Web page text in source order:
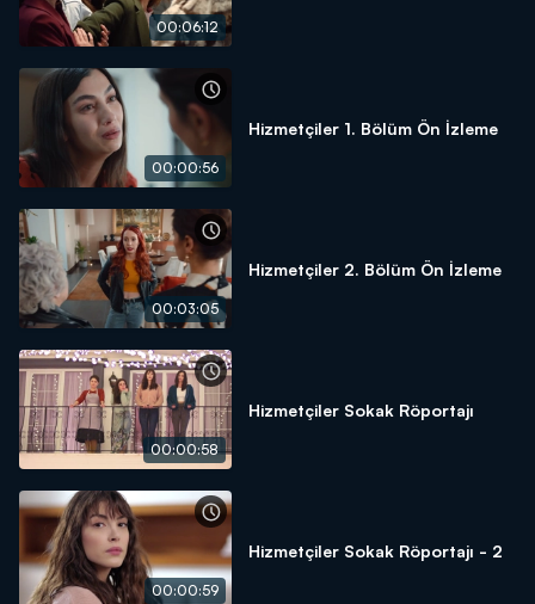
00:06:12
00:00:56
Hizmetçiler 1. Bölüm Ön İzleme
00:03:05
Hizmetçiler 2. Bölüm Ön İzleme
00:00:58
Hizmetçiler Sokak Röportajı
00:00:59
Hizmetçiler Sokak Röportajı - 2